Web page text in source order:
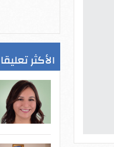
الأكثر تعليقا